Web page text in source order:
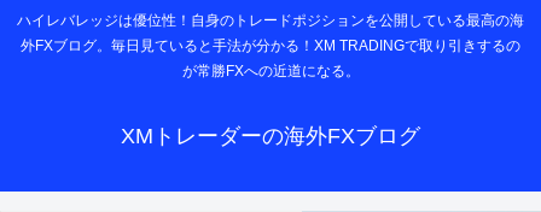
ハイレバレッジは優位性！自身のトレードポジションを公開している最高の海
外FXブログ。毎日見ていると手法が分かる！XM TRADINGで取り引きするの
が常勝FXへの近道になる。
XMトレーダーの海外FXブログ